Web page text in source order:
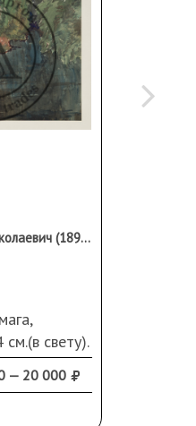
Волков Николай Николаевич (1897–1974)
свету).
— 20 000